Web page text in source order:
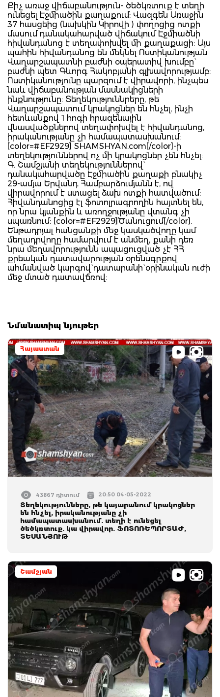
Քիչ առաջ վիճաբանություն- ծեծկռտուք է տեղի
ունեցել Էջմիածին քաղաքում: Վազգեն Առաջին
37 հասցեից (նախկին Կիրովի ) փողոցից ոտքի
մասում դանակահարված վիճակում Էջմիածնի
հիվանդանոց է տեղափոխվել մի քաղաքացի: Այս
պահին հիվանդանոց են մեկնել Ոստիկանության
Վաղարշապատնի բաժնի օպերատիվ խումբը`
բաժնի պետ Գևորգ Հակոբյանի գլխավորությամբ:
Ոստիկանությունը պարզում է վիրավորի, ինչպես
նաև վիճաբանության մասնակիցների
ինքնությունը: Տեղեկություննրերը, թե
Վաղարշապատում կրակոցներ են հնչել, ինչի
հետևանքով 1 հոգի հրազենային
վնասվածքներով տեղափոխվել է հիվանդանոց,
իրականությանը չի համապատասխանում:
[color=#EF2929] SHAMSHYAN.com[/color]-ի
տեղեկություններով ոչ մի կրակոցներ չեն հնչել:
Գ. Շամշյանի տեղեկություններով`
դանակահարվածը Էջմիածին քաղաքի բնակիչ
29-ամյա Երվանդ Համբարձումյանն է, ով
վիրավորում է ստացել ձախ ոտքի հատվածում:
Հիվանդանոցից էլ ֆոտոլրագրողին հայտնել են,
որ նրա կյանքին և առողջությանը վտանգ չի
սպառնում: [color=#EF2929]Ծանուցում[/color].
Ենթադրյալ հանցանքի մեջ կասկածվողը կամ
մեղադրվողը համարվում է անմեղ, քանի դեռ
նրա մեղավորությունն ապացուցված չէ ՀՀ
քրեական դատավարության օրենսգրքով
ահմանված կարգով` դատարանի` օրինական ուժի
մեջ մտած դատավճռով:
Նմանատիպ նյութեր
Հայաստան
43867 դիտում 20:50 04-05-2022
Տեղեկությունները, թե կայարանում կրակոցներ
են հնչել, իրականությանը չի
համապատասխանում. տեղի է ունեցել
ծեծկռտուք. կա վիրավոր. ՖՈՏՈՌԵՊՈՐՏԱԺ,
ՏԵՍԱՆՅՈՒԹ
Շամշյան